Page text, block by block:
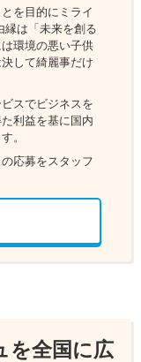
を目的にミライ
縁は「未来を創る
環境の悪い子供
して綺麗事だけ
スでビジネスを
利益を基に国内
。
応募をスタッフ
を全国に広